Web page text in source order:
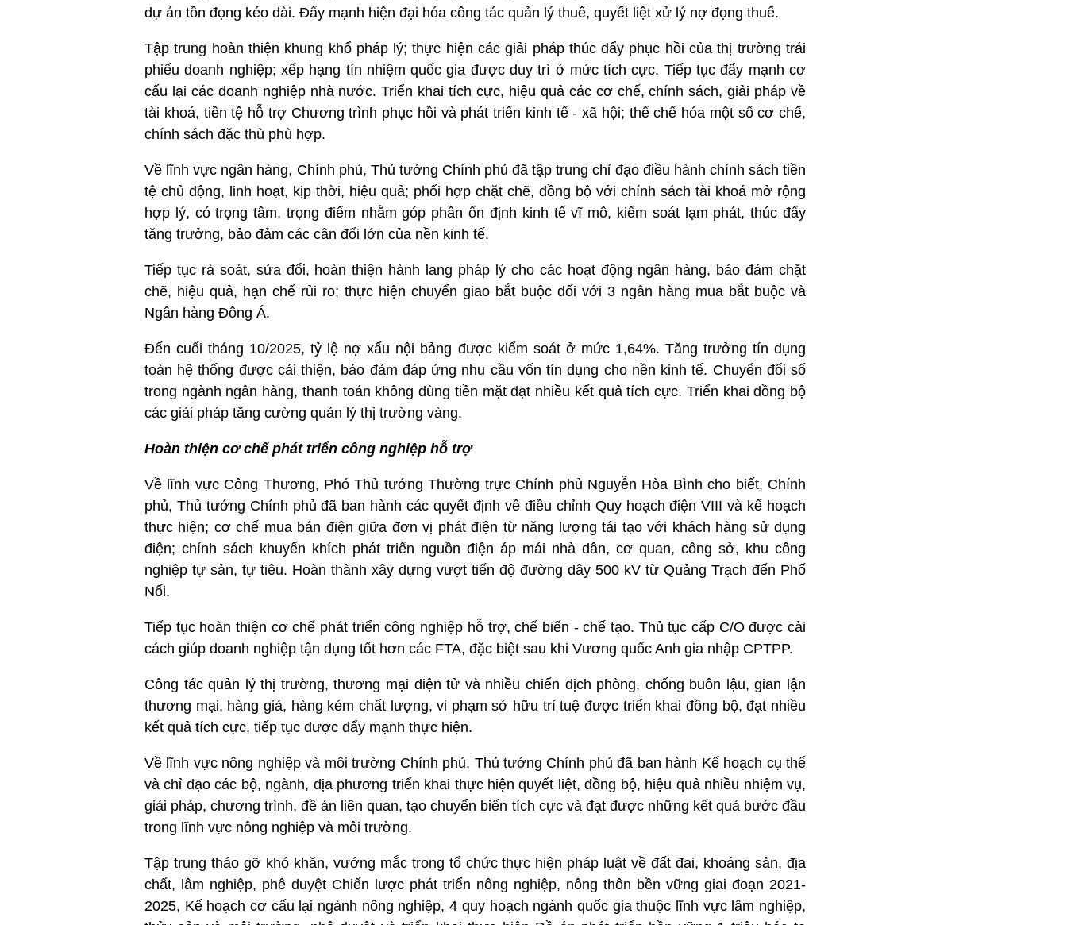
dự án tồn đọng kéo dài. Đẩy mạnh hiện đại hóa công tác quản lý thuế, quyết liệt xử lý nợ đọng thuế.
Tập trung hoàn thiện khung khổ pháp lý; thực hiện các giải pháp thúc đẩy phục hồi của thị trường trái
phiếu doanh nghiệp; xếp hạng tín nhiệm quốc gia được duy trì ở mức tích cực. Tiếp tục đẩy mạnh cơ
cấu lại các doanh nghiệp nhà nước. Triển khai tích cực, hiệu quả các cơ chế, chính sách, giải pháp về
tài khoá, tiền tệ hỗ trợ Chương trình phục hồi và phát triển kinh tế - xã hội; thể chế hóa một số cơ chế,
chính sách đặc thù phù hợp.
Về lĩnh vực ngân hàng, Chính phủ, Thủ tướng Chính phủ đã tập trung chỉ đạo điều hành chính sách tiền
tệ chủ động, linh hoạt, kịp thời, hiệu quả; phối hợp chặt chẽ, đồng bộ với chính sách tài khoá mở rộng
hợp lý, có trọng tâm, trọng điểm nhằm góp phần ổn định kinh tế vĩ mô, kiểm soát lạm phát, thúc đẩy
tăng trưởng, bảo đảm các cân đối lớn của nền kinh tế.
Tiếp tục rà soát, sửa đổi, hoàn thiện hành lang pháp lý cho các hoạt động ngân hàng, bảo đảm chặt
chẽ, hiệu quả, hạn chế rủi ro; thực hiện chuyển giao bắt buộc đối với 3 ngân hàng mua bắt buộc và
Ngân hàng Đông Á.
Đến cuối tháng 10/2025, tỷ lệ nợ xấu nội bảng được kiểm soát ở mức 1,64%. Tăng trưởng tín dụng
toàn hệ thống được cải thiện, bảo đảm đáp ứng nhu cầu vốn tín dụng cho nền kinh tế. Chuyển đổi số
trong ngành ngân hàng, thanh toán không dùng tiền mặt đạt nhiều kết quả tích cực. Triển khai đồng bộ
các giải pháp tăng cường quản lý thị trường vàng.
Hoàn thiện cơ chế phát triển công nghiệp hỗ trợ
Về lĩnh vực Công Thương, Phó Thủ tướng Thường trực Chính phủ Nguyễn Hòa Bình cho biết, Chính
phủ, Thủ tướng Chính phủ đã ban hành các quyết định về điều chỉnh Quy hoạch điện VIII và kế hoạch
thực hiện; cơ chế mua bán điện giữa đơn vị phát điện từ năng lượng tái tạo với khách hàng sử dụng
điện; chính sách khuyến khích phát triển nguồn điện áp mái nhà dân, cơ quan, công sở, khu công
nghiệp tự sản, tự tiêu. Hoàn thành xây dựng vượt tiến độ đường dây 500 kV từ Quảng Trạch đến Phố
Nối.
Tiếp tục hoàn thiện cơ chế phát triển công nghiệp hỗ trợ, chế biến - chế tạo. Thủ tục cấp C/O được cải
cách giúp doanh nghiệp tận dụng tốt hơn các FTA, đặc biệt sau khi Vương quốc Anh gia nhập CPTPP.
Công tác quản lý thị trường, thương mại điện tử và nhiều chiến dịch phòng, chống buôn lậu, gian lận
thương mại, hàng giả, hàng kém chất lượng, vi phạm sở hữu trí tuệ được triển khai đồng bộ, đạt nhiều
kết quả tích cực, tiếp tục được đẩy mạnh thực hiện.
Về lĩnh vực nông nghiệp và môi trường Chính phủ, Thủ tướng Chính phủ đã ban hành Kế hoạch cụ thể
và chỉ đạo các bộ, ngành, địa phương triển khai thực hiện quyết liệt, đồng bộ, hiệu quả nhiều nhiệm vụ,
giải pháp, chương trình, đề án liên quan, tạo chuyển biến tích cực và đạt được những kết quả bước đầu
trong lĩnh vực nông nghiệp và môi trường.
Tập trung tháo gỡ khó khăn, vướng mắc trong tổ chức thực hiện pháp luật về đất đai, khoáng sản, địa
chất, lâm nghiệp, phê duyệt Chiến lược phát triển nông nghiệp, nông thôn bền vững giai đoạn 2021-
2025, Kế hoạch cơ cấu lại ngành nông nghiệp, 4 quy hoạch ngành quốc gia thuộc lĩnh vực lâm nghiệp,